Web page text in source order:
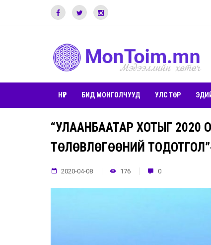
НҮҮР БИД МОНГОЛЧУУД УЛС ТӨР
“УЛААНБААТАР ХОТЫГ 2020
ТӨЛӨВЛӨГӨӨНИЙ
2020-04-08 176 0